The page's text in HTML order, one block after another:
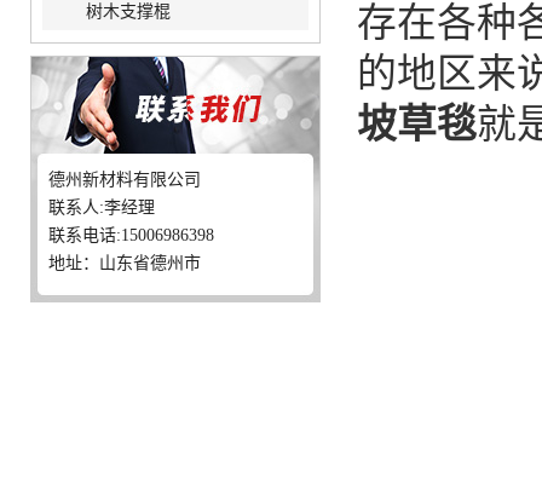
树木支撑棍
德州新材料有限公司
联系人:李经理
联系电话:15006986398
地址：山东省德州市
存在各种
的地区来
坡草毯就